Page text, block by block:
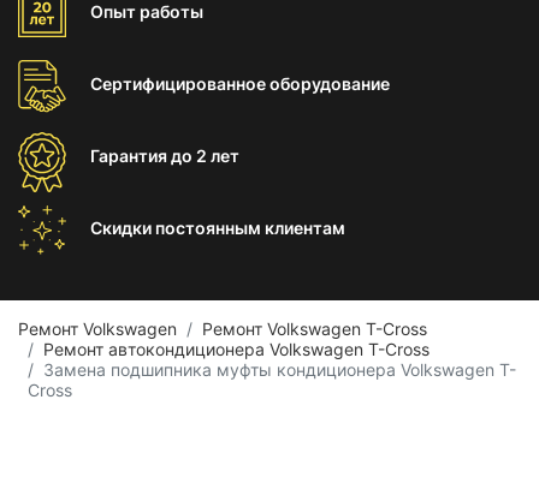
Опыт работы
Сертифицированноеоборудование
Гарантиядо 2 лет
Скидки постоянным клиентам
Ремонт Volkswagen
Ремонт Volkswagen T-Cross
Ремонт автокондиционера Volkswagen T-Cross
Замена подшипника муфты кондиционера Volkswagen T-
Cross